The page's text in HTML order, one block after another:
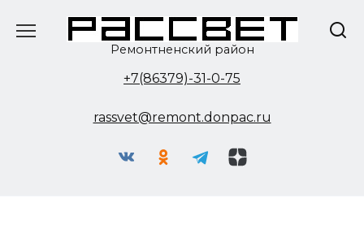
Ремонтненский район
+7(86379)-31-0-75
rassvet@remont.donpac.ru